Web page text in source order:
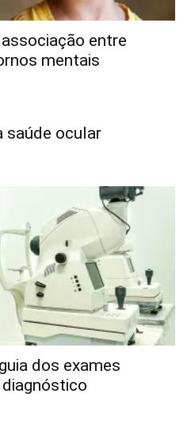
entre
mentais
saúde ocular
dos exames